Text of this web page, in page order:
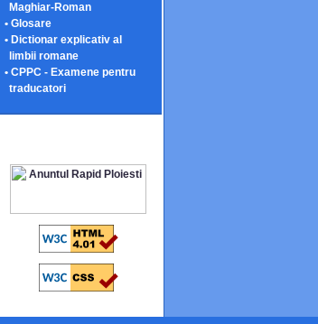
Maghiar-Roman
• Glosare
• Dictionar explicativ al
limbii romane
• CPPC - Examene pentru
traducatori